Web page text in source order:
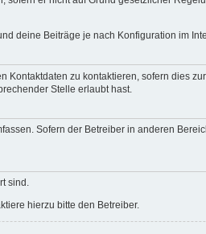
deine Beiträge je nach Konfiguration im
zu kontaktieren, sofern dies
Stelle erlaubt hast.
Sofern der Betreiber in anderen
sind.
hierzu bitte den Betreiber.